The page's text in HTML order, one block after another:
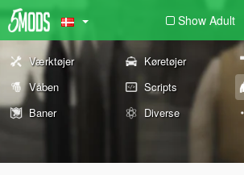
Show Adult
Værktøjer Køretøjer
Våben
Scripts
Baner
Diverse